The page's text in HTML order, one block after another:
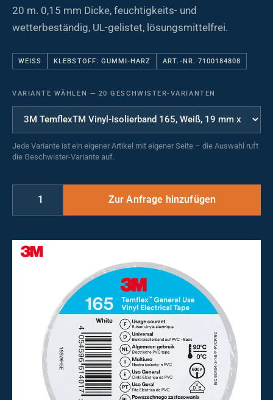
20 m. 0,15 mm Dicke, feuchtigkeits- und
wetterbeständig, UL-gelistet, lösungsmittelfrei.
WEISS KLEBSTOFF: GUMMI-HARZ ART.-NR. 7100184808
VARIANTE WÄHLEN — 20 GESCHWISTER-VARIANTEN
Jede Variante ist ein eigener Artikel mit eigener Seite – die Auswahl ruft
die Geschwister-Variante auf.